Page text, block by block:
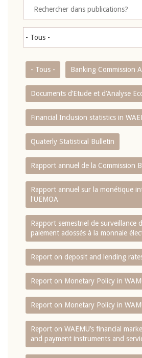
- Tous - Banking Commission
Documents d’Etude et d’Analyse
Financial Inclusion statistics in
Quaterly Statistical Bulletin
Rapport annuel de la Commission
Rapport annuel sur la monétique
l'UEMOA
Rapport semestriel de surveillance
paiement adossés à la monnaie
Report on deposit and lending
Report on Monetary Policy in
Report on Monetary Policy in
Report on WAEMU’s financial
and payment instruments and